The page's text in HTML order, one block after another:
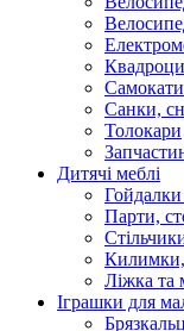
Самокати
Санки,
Толокари
Дитячі меблі
Гойдалки
Парти,
Килимки,
Ліжка та
Іграшки для